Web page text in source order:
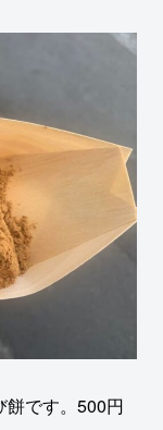
餅です。500円